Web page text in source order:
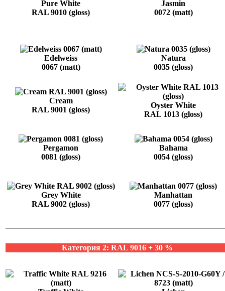
Pure White
RAL 9010 (gloss)
Jasmin
0072 (matt)
Edelweiss
0067 (matt)
Natura
0035 (gloss)
Cream
RAL 9001 (gloss)
Oyster White
RAL 1013 (gloss)
Pergamon
0081 (gloss)
Bahama
0054 (gloss)
Grey White
RAL 9002 (gloss)
Manhattan
0077 (gloss)
Категория 2: RAL 9016 + 30 %